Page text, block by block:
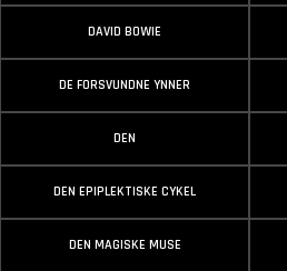
DAVID BOWIE
DE FORSVUNDNE YNNER
DEN
DEN EPIPLEKTISKE CYKEL
DEN MAGISKE MUSE